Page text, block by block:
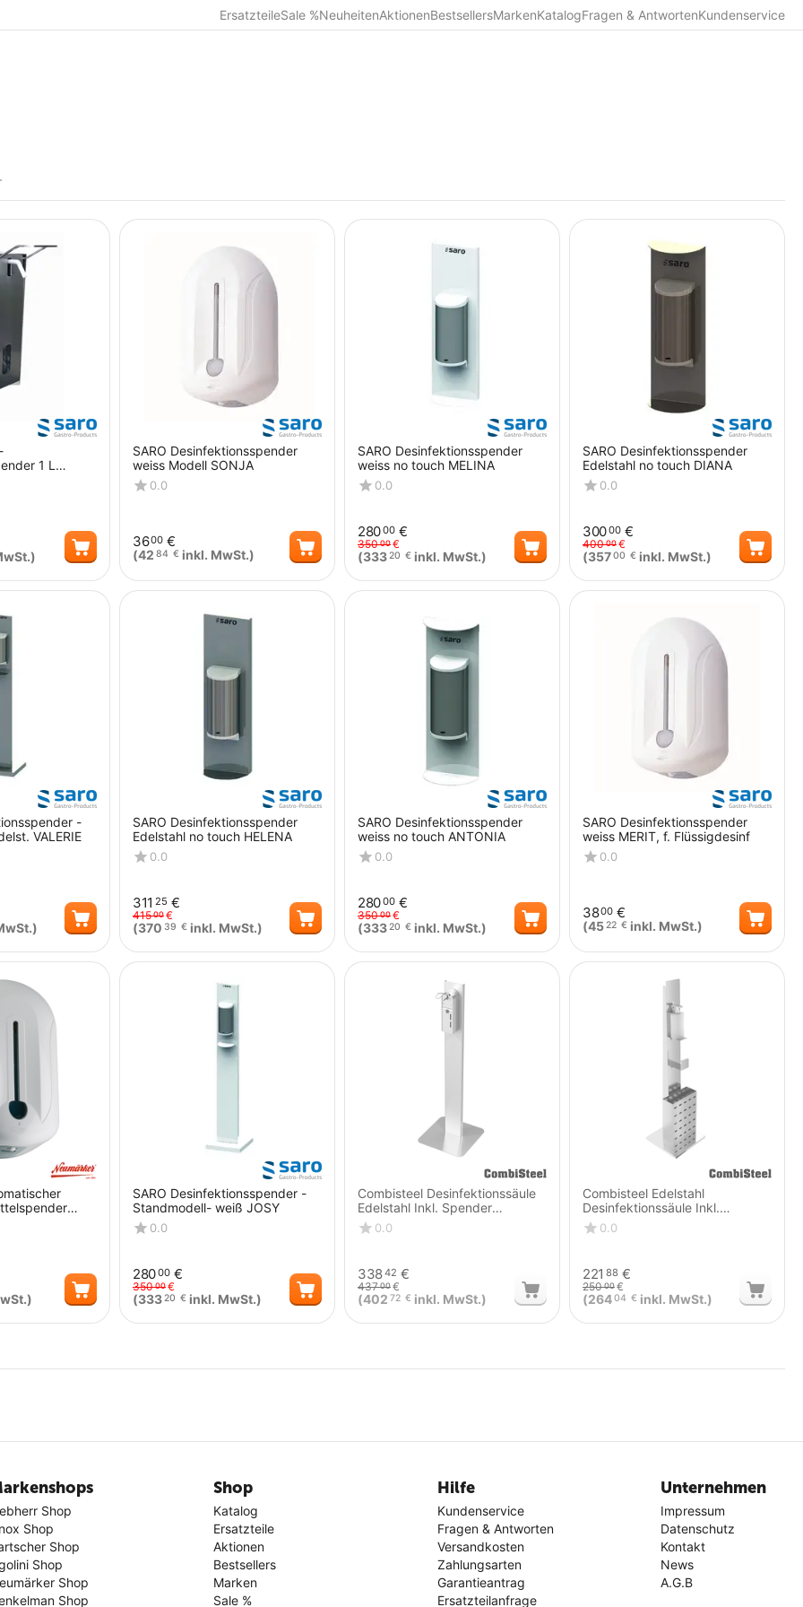
ErsatzteileSale %NeuheitenAktionenBestsellersMarkenKatalogFragen & AntwortenKundenservice
1 L
SARO Desinfektionsspender
weiss Modell SONJA
0.0
3600 €
(42 84 € inkl. MwSt.)
SARO Desinfektionsspender
weiss no touch MELINA
0.0
28000 €
35000€
(33320 € inkl. MwSt.)
SARO Desinfektionsspender
Edelstahl no touch DIANA
0.0
30000 €
40000€
(35700 € inkl. MwSt.)
-
VALERIE
SARO Desinfektionsspender
Edelstahl no touch HELENA
0.0
311 25 €
41500€
(370 39 € inkl. MwSt.)
SARO Desinfektionsspender
weiss no touch ANTONIA
0.0
28000 €
35000€
(33320 € inkl. MwSt.)
SARO Desinfektionsspender
weiss MERIT, f. Flüssigdesinf
0.0
3800 €
(4522 € inkl. MwSt.)
SARO Desinfektionsspender -
Standmodell- weiß JOSY
0.0
28000 €
35000€
(33320 € inkl. MwSt.)
Combisteel Desinfektionssäule
Edelstahl Inkl. Spender
Ellebogen
0.0
33842 €
43700€
(402 72 € inkl. MwSt.)
Combisteel Edelstahl
Desinfektionssäule Inkl.
Spender
0.0
221 88 €
25000€
(26404 € inkl. MwSt.)
Shop
Shop
Shop
Shop
Shop
Shop
Shop
Katalog
Ersatzteile
Aktionen
Bestsellers
Marken
Sale %
Hilfe
Kundenservice
Fragen & Antworten
Versandkosten
Zahlungsarten
Garantieantrag
Ersatzteilanfrage
Unternehmen
Impressum
Datenschutz
Kontakt
News
A.G.B